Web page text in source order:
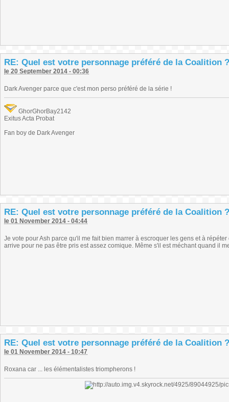
RE: Quel est votre personnage préféré de la Coalition ?
le 20 September 2014 - 00:36
Dark Avenger parce que c'est mon perso préféré de la série !
GhorGhorBay2142
Exitus Acta Probat
Fan boy de Dark Avenger
RE: Quel est votre personnage préféré de la Coalition ?
le 01 November 2014 - 04:44
Je vote pour Ash parce qu'il me fait bien marrer à escroquer les gens et à
arrive pour ne pas être pris est assez comique. Même s'il est méchant quand il
RE: Quel est votre personnage préféré de la Coalition ?
le 01 November 2014 - 10:47
Roxana car ... les élémentalistes triompherons !